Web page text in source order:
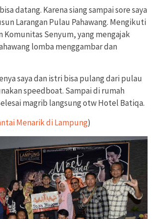
datang. Karena siang sampai sore saya
Larangan Pulau Pahawang. Mengikuti
Komunitas Senyum, yang mengajak
lomba menggambar dan
saya dan istri bisa pulang dari pulau
speedboat. Sampai di rumah
magrib langsung otw Hotel Batiqa.
Menarik di Lampung)